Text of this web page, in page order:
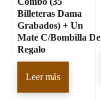
Billeteras Dama
Grabados) + Un
Mate C/Bombilla De
Regalo
Leer más